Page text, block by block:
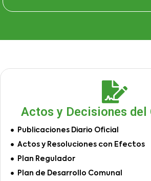
Actos y Decisiones del
Publicaciones Diario Oficial
Actos y Resoluciones con Efectos
Plan Regulador
Plan de Desarrollo Comunal